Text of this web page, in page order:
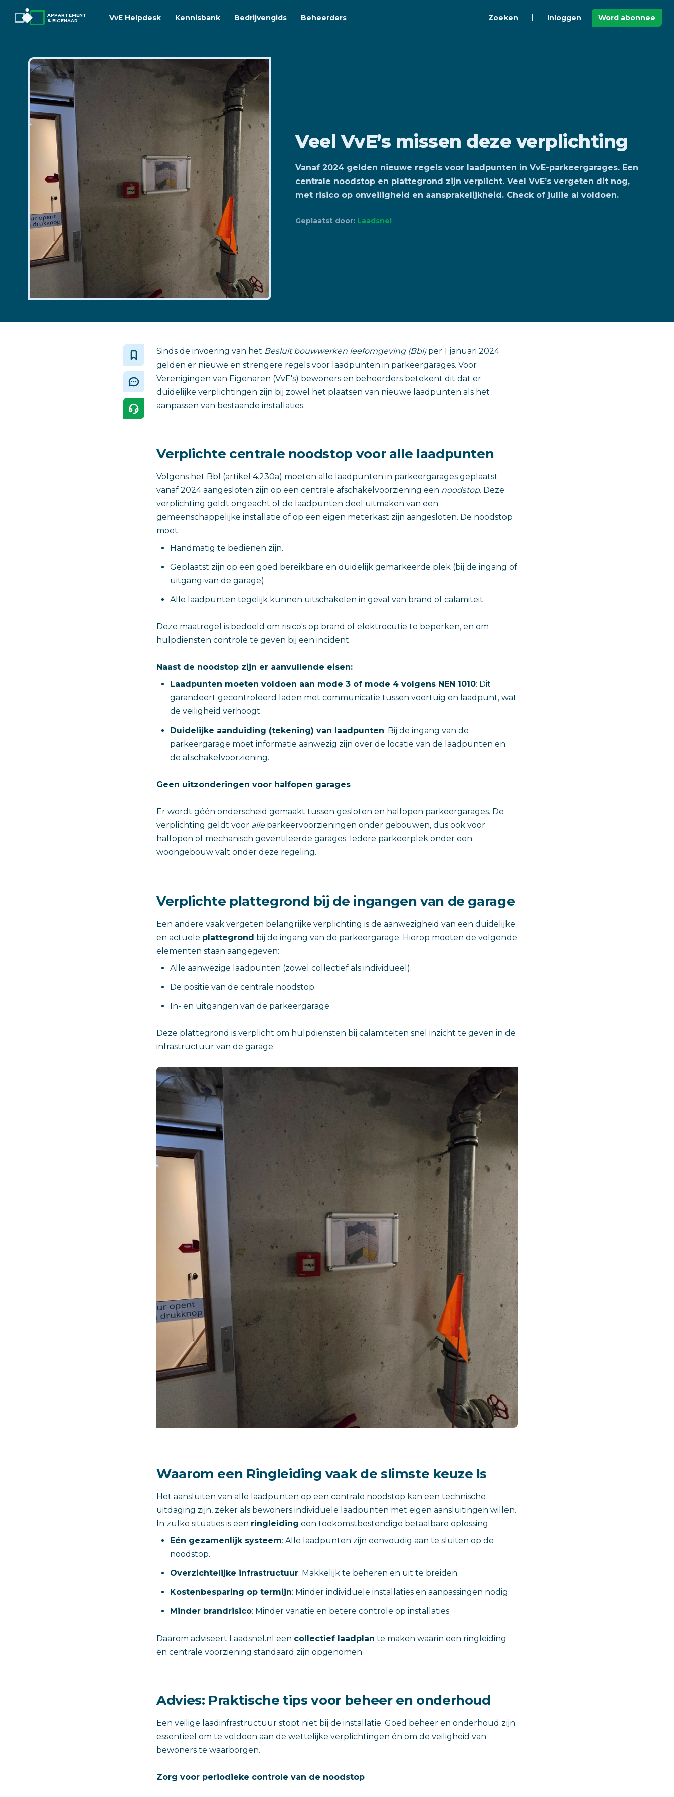
APPARTEMENT
& EIGENAAR
VvE Helpdesk Kennisbank Bedrijvengids Beheerders Zoeken Inloggen Word abonnee
Veel VvE’s missen deze verplichting
Vanaf 2024 gelden nieuwe regels voor laadpunten in VvE-parkeergarages. Een
centrale noodstop en plattegrond zijn verplicht. Veel VvE’s vergeten dit nog,
met risico op onveiligheid en aansprakelijkheid. Check of jullie al voldoen.
Geplaatst door: Laadsnel
Sinds de invoering van het Besluit bouwwerken leefomgeving (Bbl)per 1 januari 2024
gelden er nieuwe en strengere regels voor laadpunten in parkeergarages. Voor
Verenigingen van Eigenaren (VvE's) bewoners en beheerders betekent dit dat er
duidelijke verplichtingen zijn bij zowel het plaatsen van nieuwe laadpunten als het
aanpassen van bestaande installaties.
Verplichte centrale noodstop voor alle laadpunten
Volgens het Bbl (artikel 4.230a) moeten alle laadpunten in parkeergarages geplaatst
vanaf 2024 aangesloten zijn op een centrale afschakelvoorziening een noodstop. Deze
verplichting geldt ongeacht of de laadpunten deel uitmaken van een
gemeenschappelijke installatie of op een eigen meterkast zijn aangesloten. De noodstop
moet:
Handmatig te bedienen zijn.
Geplaatst zijn op een goed bereikbare en duidelijk gemarkeerde plek (bij de ingang of
uitgang van de garage).
Alle laadpunten tegelijk kunnen uitschakelen in geval van brand of calamiteit.
Deze maatregel is bedoeld om risico's op brand of elektrocutie te beperken, en om
hulpdiensten controle te geven bij een incident.
Naast de noodstop zijn er aanvullende eisen:
Laadpunten moeten voldoen aan mode 3 of mode 4 volgens NEN 1010: Dit
garandeert gecontroleerd laden met communicatie tussen voertuig en laadpunt, wat
de veiligheid verhoogt.
Duidelijke aanduiding (tekening) van laadpunten: Bij de ingang van de
parkeergarage moet informatie aanwezig zijn over de locatie van de laadpunten en
de afschakelvoorziening.
Geen uitzonderingen voor halfopen garages
Er wordt géén onderscheid gemaakt tussen gesloten en halfopen parkeergarages. De
verplichting geldt voor alleparkeervoorzieningen onder gebouwen, dus ook voor
halfopen of mechanisch geventileerde garages. Iedere parkeerplek onder een
woongebouw valt onder deze regeling.
Verplichte plattegrond bij de ingangen van de garage
Een andere vaak vergeten belangrijke verplichting is de aanwezigheid van een duidelijke
en actuele plattegrond bij de ingang van de parkeergarage. Hierop moeten de volgende
elementen staan aangegeven:
Alle aanwezige laadpunten (zowel collectief als individueel).
De positie van de centrale noodstop.
In- en uitgangen van de parkeergarage.
Deze plattegrond is verplicht om hulpdiensten bij calamiteiten snel inzicht te geven in de
infrastructuur van de garage.
Waarom een Ringleiding vaak de slimste keuze Is
Het aansluiten van alle laadpunten op een centrale noodstop kan een technische
uitdaging zijn, zeker als bewoners individuele laadpunten met eigen aansluitingen willen.
In zulke situaties is een ringleiding een toekomstbestendige betaalbare oplossing:
Eén gezamenlijk systeem: Alle laadpunten zijn eenvoudig aan te sluiten op de
noodstop.
Overzichtelijke infrastructuur: Makkelijk te beheren en uit te breiden.
Kostenbesparing op termijn: Minder individuele installaties en aanpassingen nodig.
Minder brandrisico: Minder variatie en betere controle op installaties.
Daarom adviseert Laadsnel.nl een collectief laadplan te maken waarin een ringleiding
en centrale voorziening standaard zijn opgenomen.
Advies: Praktische tips voor beheer en onderhoud
Een veilige laadinfrastructuur stopt niet bij de installatie. Goed beheer en onderhoud zijn
essentieel om te voldoen aan de wettelijke verplichtingen én om de veiligheid van
bewoners te waarborgen.
Zorg voor periodieke controle van de noodstop